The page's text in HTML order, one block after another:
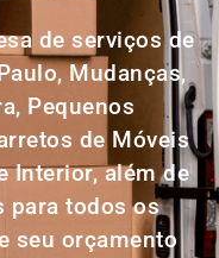
de serviços de
Mudanças,
Pequenos
de Móveis
Interior, além de
para todos os
seu orçamento